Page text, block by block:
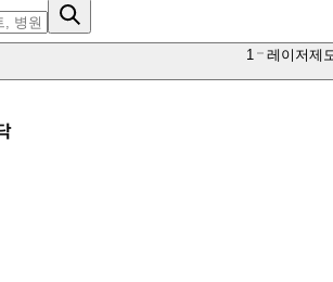
1 레이저제